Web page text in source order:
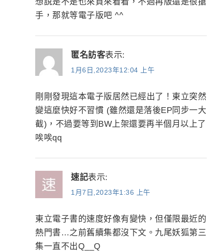
想說是不是也來買來看看，不過再版還是很搶
手，那就等電子版吧 ^^
匿名訪客表示:
1月6日,2023年12:04 上午
剛剛發現這本電子版居然已經出了！東立突然
變這麼快好不習慣 (雖然還是落後EP同步一大
截)，不過要等到BW上架還要再半個月以上了
唉唉qq
速記表示:
1月7日,2023年1:36 上午
東立電子書的速度好像有變快，但僅限最近的
熱門書…之前舊續集都沒下文。九尾妖狐第三
集一直不出Q__Q